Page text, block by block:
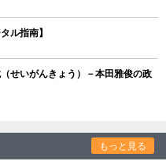
ル指南】
せいがんきょう）－本田雅俊の政
もっと見る